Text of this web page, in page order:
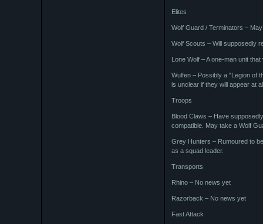
Elites
Wolf Guard / Terminators –
Wolf Scouts – Will supposedly
Lone Wolf – A one-man unit
Wulfen – Possibly a "Legion of
is unclear if they will appear at
Troops
Blood Claws – Have
compatible. May take a Wolf
Grey Hunters – Rumoured to
as a squad leader.
Transports
Rhino – No news yet
Razorback – No news yet
Fast Attack